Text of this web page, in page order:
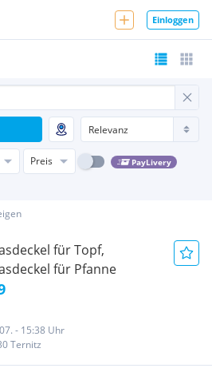
Einloggen
Preis PayLivery
für Topf,
für Pfanne
- 15:38 Uhr
Ternitz